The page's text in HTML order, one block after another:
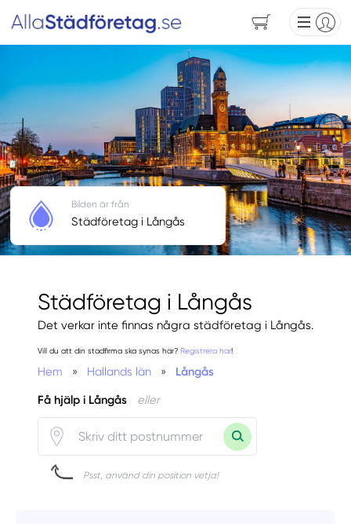
Städföretag i Långås
Det verkar inte finnas några städföretag i Långås.
Vill du att din städfirma ska synas här? Registrera här!
Hem » Hallands län » Långås
Få hjälp i Långås eller
Psst, använd din position vetja!
Bilden är från
Städföretag i Långås